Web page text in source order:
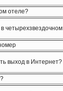
отеле?
четырехзвездочном
выход в Интернет?